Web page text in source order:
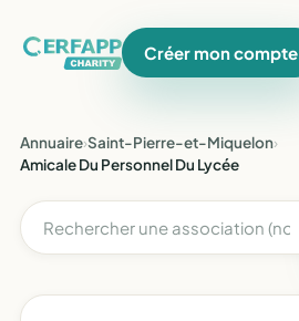
Créer mon compte
Annuaire›Saint-Pierre-et-Miquelon›
Amicale Du Personnel Du Lycée